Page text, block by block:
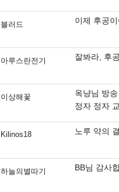
블러드 이제 후공
아루스란전기 잘봐라, 후
이상해꽃
옥냥님 방
정자 정자
Kilinos18 노루 약의
하늘의별따기 BB님 감사